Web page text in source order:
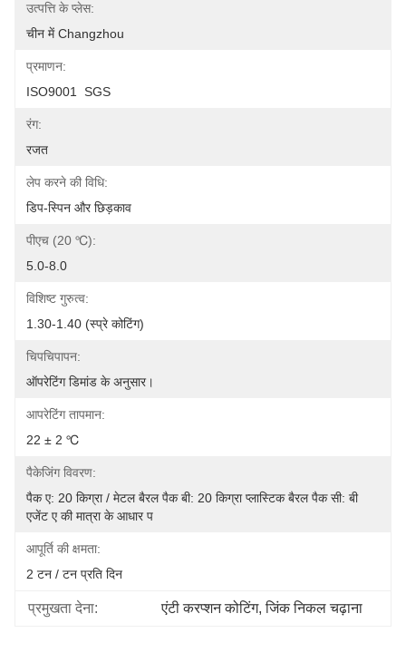
उत्पत्ति के प्लेस:
चीन में Changzhou
प्रमाणन:
ISO9001  SGS
रंग:
रजत
लेप करने की विधि:
डिप-स्पिन और छिड़काव
पीएच (20 ℃):
5.0-8.0
विशिष्ट गुरुत्व:
1.30-1.40 (स्प्रे कोटिंग)
चिपचिपापन:
ऑपरेटिंग डिमांड के अनुसार।
आपरेटिंग तापमान:
22 ± 2 ℃
पैकेजिंग विवरण:
पैक ए: 20 किग्रा / मेटल बैरल पैक बी: 20 किग्रा प्लास्टिक बैरल पैक सी: बी
एजेंट ए की मात्रा के आधार प
आपूर्ति की क्षमता:
2 टन / टन प्रति दिन
प्रमुखता देना: एंटी करप्शन कोटिंग, जिंक निकल चढ़ाना